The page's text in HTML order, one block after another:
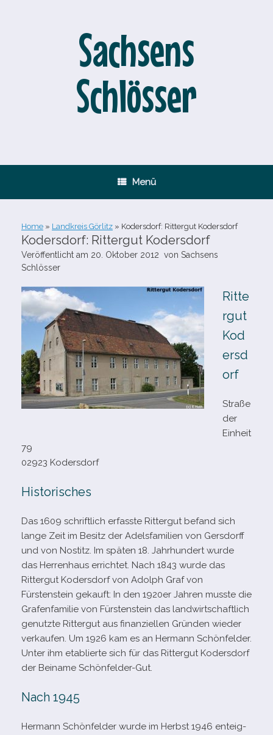
Sachsens
Schlösser
Menü
Home » Landkreis Görlitz » Kodersdorf: Rittergut Kodersdorf
Kodersdorf: Rittergut Kodersdorf
Veröffentlicht am 20. Oktober 2012 von Sachsens
Schlösser
Ritte
rgut
Kod
ersd
orf
Straße
der
Einheit
79
02923 Kodersdorf
Historisches
Das 1609 schrift­lich erfasste Rittergut befand sich
lange Zeit im Besitz der Adelsfamilien von Gersdorff
und von Nostitz. Im spä­ten 18. Jahrhundert wurde
das Herrenhaus errich­tet. Nach 1843 wurde das
Rittergut Kodersdorf von Adolph Graf von
Fürstenstein gekauft: In den 1920er Jahren musste die
Grafenfamilie von Fürstenstein das land­wirt­schaft­lich
genutzte Rittergut aus finan­zi­el­len Gründen wie­der
ver­kau­fen. Um 1926 kam es an Hermann Schönfelder.
Unter ihm eta­blierte sich für das Rittergut Kodersdorf
der Beiname Schönfelder-Gut.
Nach 1945
Hermann Schönfelder wurde im Herbst 1946 ent­eig­